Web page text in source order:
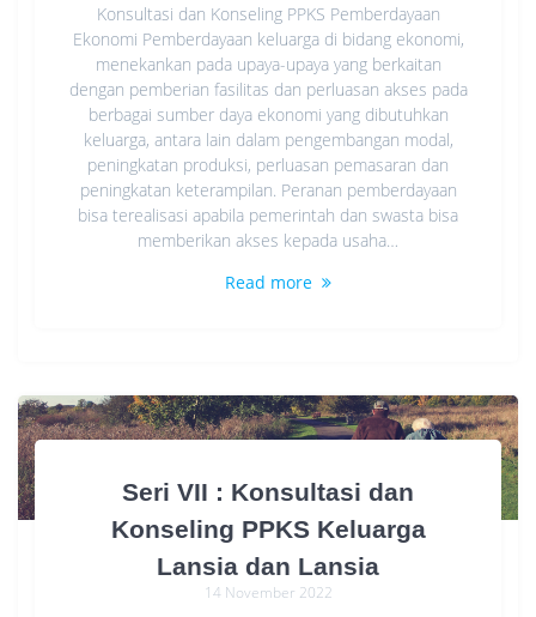
Konsultasi dan Konseling PPKS Pemberdayaan
Ekonomi Pemberdayaan keluarga di bidang ekonomi,
menekankan pada upaya-upaya yang berkaitan
dengan pemberian fasilitas dan perluasan akses pada
berbagai sumber daya ekonomi yang dibutuhkan
keluarga, antara lain dalam pengembangan modal,
peningkatan produksi, perluasan pemasaran dan
peningkatan keterampilan. Peranan pemberdayaan
bisa terealisasi apabila pemerintah dan swasta bisa
memberikan akses kepada usaha…
Read more
Seri VII : Konsultasi dan
Konseling PPKS Keluarga
Lansia dan Lansia
14 November 2022